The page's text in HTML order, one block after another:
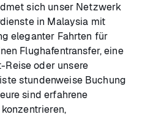
sich unser Netzwerk
in Malaysia mit
eleganter Fahrten für
Flughafentransfer, eine
oder unsere
stundenweise Buchung
sind erfahrene